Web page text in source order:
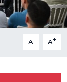
A- A+